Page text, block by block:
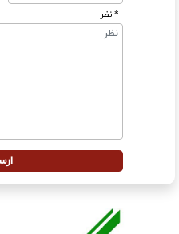
* نظر